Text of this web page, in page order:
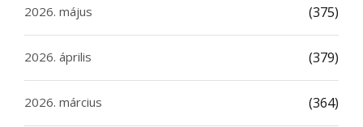
2026. május (375)
2026. április (379)
2026. március (364)